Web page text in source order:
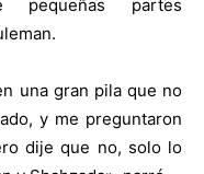
pequeñas partes
una gran pila que no
y me preguntaron
dije que no, solo lo